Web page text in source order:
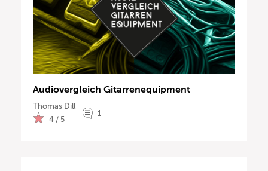
Audiovergleich Gitarrenequipment
Thomas Dill
4 / 5
1